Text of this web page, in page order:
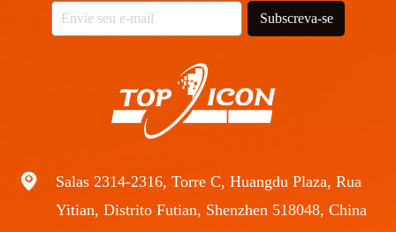
Salas 2314-2316, Torre C, Huangdu Plaza, Rua
Yitian, Distrito Futian, Shenzhen 518048, China
Subscreva-se